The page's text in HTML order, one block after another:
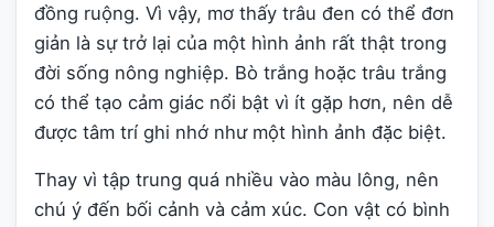
đồng ruộng. Vì vậy, mơ thấy trâu đen có thể đơn
giản là sự trở lại của một hình ảnh rất thật trong
đời sống nông nghiệp. Bò trắng hoặc trâu trắng
có thể tạo cảm giác nổi bật vì ít gặp hơn, nên dễ
được tâm trí ghi nhớ như một hình ảnh đặc biệt.
Thay vì tập trung quá nhiều vào màu lông, nên
chú ý đến bối cảnh và cảm xúc. Con vật có bình